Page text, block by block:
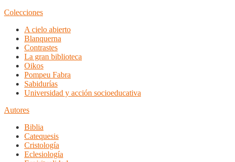
Colecciones
A cielo abierto
Blanquerna
Contrastes
La gran biblioteca
Oikos
Pompeu Fabra
Sabidurías
Universidad y acción socioeducativa
Autores
Biblia
Catequesis
Cristología
Eclesiología